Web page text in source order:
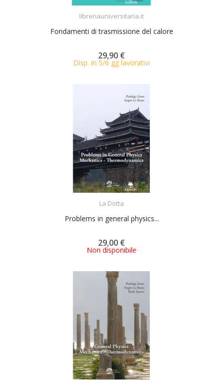
libreriauniversitaria.it
Fondamenti di trasmissione del calore
29,90 €
Disp. in 5/6 gg lavorativi
La Dotta
Problems in general physics...
29,00 €
Non disponibile